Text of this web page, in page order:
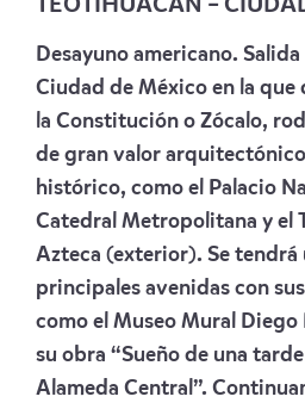
TEOTIHUACAN –
Desayuno americano.
Ciudad de México en la que
la Constitución o Zócalo,
de gran valor
histórico, como el Palacio
Catedral Metropolitana y el
Azteca (exterior). Se tendrá
principales avenidas con
como el Museo Mural
su obra “Sueño de una
Alameda Central”.